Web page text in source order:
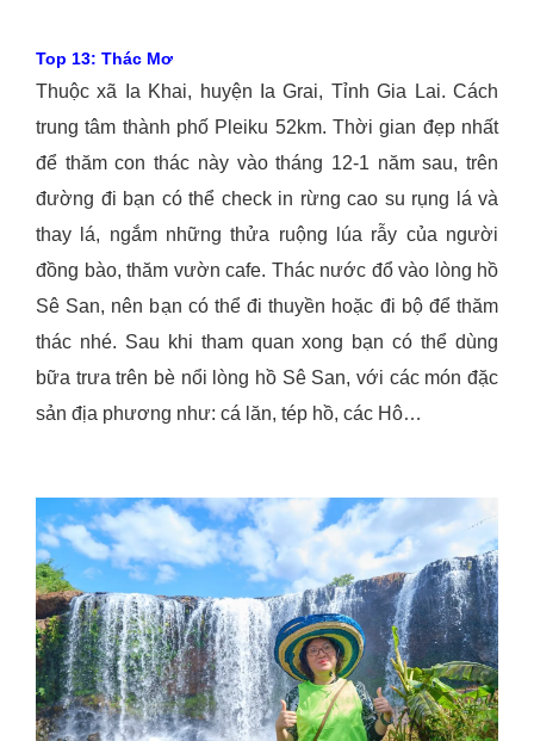
Top 13: Thác Mơ
Thuộc xã Ia Khai, huyện Ia Grai, Tỉnh Gia Lai. Cách
trung tâm thành phố Pleiku 52km. Thời gian đẹp nhất
để thăm con thác này vào tháng 12-1 năm sau, trên
đường đi bạn có thể check in rừng cao su rụng lá và
thay lá, ngắm những thửa ruộng lúa rẫy của người
đồng bào, thăm vườn cafe. Thác nước đổ vào lòng hồ
Sê San, nên bạn có thể đi thuyền hoặc đi bộ để thăm
thác nhé. Sau khi tham quan xong bạn có thể dùng
bữa trưa trên bè nổi lòng hồ Sê San, với các món đặc
sản địa phương như: cá lăn, tép hồ, các Hô…